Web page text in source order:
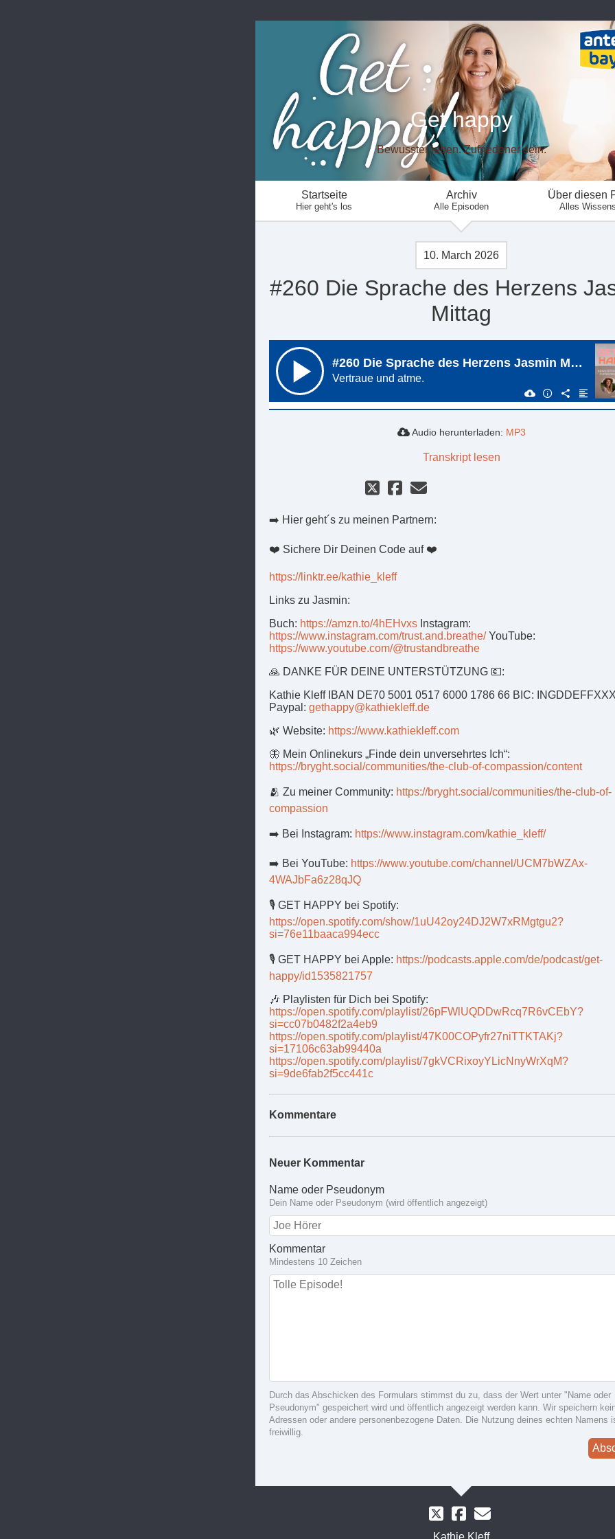
Get happy
Bewusster leben. Zufriedener sein.
Startseite
Hier geht's los
Archiv
Alle Episoden
Über diesen
Alles
10. March 2026
#260 Die Sprache des Herzens
Mittag
Audio herunterladen: MP3
Transkript lesen
➡️ Hier geht´s zu meinen Partnern:
❤️ Sichere Dir Deinen Code auf ❤️
https://linktr.ee/kathie_kleff
Links zu Jasmin:
Buch: https://amzn.to/4hEHvxs Instagram:
https://www.instagram.com/trust.and.breathe/YouTube:
https://www.youtube.com/@trustandbreathe
🙏 DANKE FÜR DEINE UNTERSTÜTZUNG 💶:
Kathie Kleff IBAN DE70 5001 0517 6000 1786 66 BIC:
Paypal: gethappy@kathiekleff.de
🌿 Website: https://www.kathiekleff.com
🦋 Mein Onlinekurs „Finde dein unversehrtes Ich“:
https://bryght.social/communities/the-club-of-compassion/content
🫂 Zu meiner Community: https://bryght.social/communities/the-club-of-
compassion
➡️ Bei Instagram: https://www.instagram.com/kathie_kleff/
➡️ Bei YouTube: https://www.youtube.com/channel/UCM7bWZAx-
4WAJbFa6z28qJQ
🎙️ GET HAPPY bei Spotify:
https://open.spotify.com/show/1uU42oy24DJ2W7xRMgtgu2?
si=76e11baaca994ecc
🎙️ GET HAPPY bei Apple: https://podcasts.apple.com/de/podcast/get-
happy/id1535821757
🎶 Playlisten für Dich bei Spotify:
https://open.spotify.com/playlist/26pFWlUQDDwRcq7R6vCEbY?
si=cc07b0482f2a4eb9
https://open.spotify.com/playlist/47K00COPyfr27niTTKTAKj?
si=17106c63ab99440a
https://open.spotify.com/playlist/7gkVCRixoyYLicNnyWrXqM?
si=9de6fab2f5cc441c
Kommentare
Neuer Kommentar
Name oder Pseudonym
Dein Name oder Pseudonym (wird öffentlich angezeigt)
Kommentar
Mindestens 10 Zeichen
Durch das Abschicken des Formulars stimmst du zu, dass der Wert unter "Name oder
Pseudonym" gespeichert wird und öffentlich angezeigt werden kann. Wir speichern
Adressen oder andere personenbezogene Daten. Die Nutzung deines echten Namens
freiwillig.
Kathie Kleff